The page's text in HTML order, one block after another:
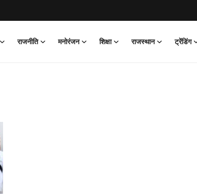
राजनीति मनोरंजन शिक्षा राजस्थान ट्रेंडिंग